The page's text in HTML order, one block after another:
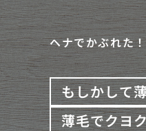
ヘナでかぶれた
もしかして
薄毛でクヨ